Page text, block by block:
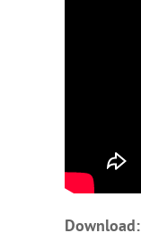
Download: